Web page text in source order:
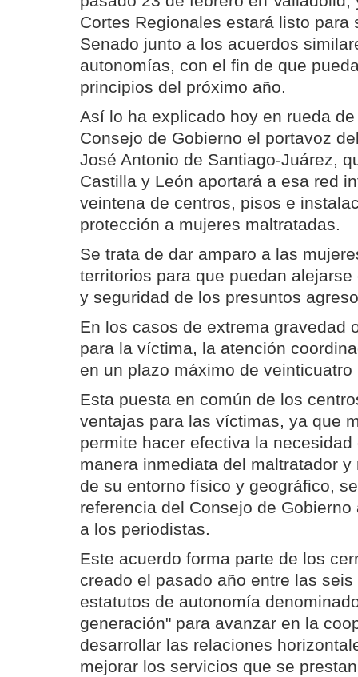
Cortes Regionales estará listo para
Senado junto a los acuerdos
autonomías, con el fin de que
principios del próximo año.
Así lo ha explicado hoy en rueda
Consejo de Gobierno el portavoz
José Antonio de Santiago-Juárez,
Castilla y León aportará a esa red
veintena de centros, pisos e
protección a mujeres maltratadas.
Se trata de dar amparo a las
territorios para que puedan
y seguridad de los presuntos
En los casos de extrema gravedad
para la víctima, la atención
en un plazo máximo de veinticuatro
Esta puesta en común de los
ventajas para las víctimas, ya que
permite hacer efectiva la
manera inmediata del maltratador
de su entorno físico y geográfico,
referencia del Consejo de
a los periodistas.
Este acuerdo forma parte de los
creado el pasado año entre las
estatutos de autonomía
generación" para avanzar en la
desarrollar las relaciones
mejorar los servicios que se